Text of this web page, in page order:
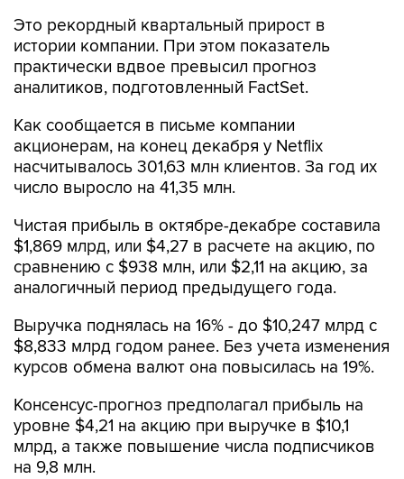
Это рекордный квартальный прирост в
истории компании. При этом показатель
практически вдвое превысил прогноз
аналитиков, подготовленный FactSet.
Как сообщается в письме компании
акционерам, на конец декабря у Netflix
насчитывалось 301,63 млн клиентов. За год их
число выросло на 41,35 млн.
Чистая прибыль в октябре-декабре составила
$1,869 млрд, или $4,27 в расчете на акцию, по
сравнению с $938 млн, или $2,11 на акцию, за
аналогичный период предыдущего года.
Выручка поднялась на 16% - до $10,247 млрд с
$8,833 млрд годом ранее. Без учета изменения
курсов обмена валют она повысилась на 19%.
Консенсус-прогноз предполагал прибыль на
уровне $4,21 на акцию при выручке в $10,1
млрд, а также повышение числа подписчиков
на 9,8 млн.